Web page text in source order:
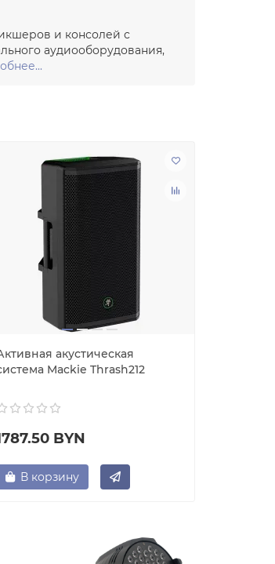
и консолей с
аудиооборудования,
акустическая
Mackie Thrash212
BYN
В корзину